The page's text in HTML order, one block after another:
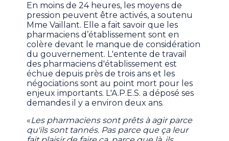
En moins de 24 heures, les moyens de
pression peuvent être activés, a soutenu
Mme Vaillant. Elle a fait savoir que les
pharmaciens d’établissement sont en
colère devant le manque de considération
du gouvernement. L'entente de travail
des pharmaciens d'établissement est
échue depuis près de trois ans et les
négociations sont au point mort pour les
enjeux importants. L'A.P.E.S. a déposé ses
demandes il y a environ deux ans.
«Les pharmaciens sont prêts à agir parce
qu'ils sont tannés. Pas parce que ça leur